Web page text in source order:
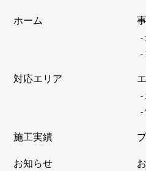
ホーム
-
-
対応エリア
-
-
施工実績
お知らせ